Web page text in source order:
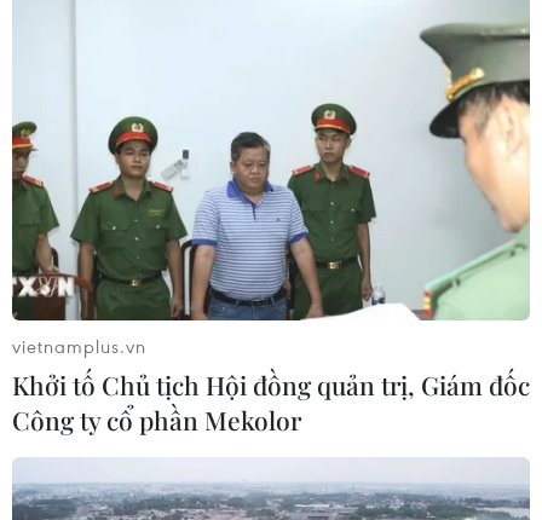
Thông tin từ Viện Pháp tại Việt Nam cho hay,
“Bầu trời đỏ” sẽ chính thức được công chiếu tại
các rạp chiếu phim trên toàn nước Pháp từ ngày
19/7. Dự kiến, phim sẽ ra rạp tại Việt Nam vào
tháng Mười./.
(Vietnam+)
vietnamplus.vn
Khởi tố Chủ tịch Hội đồng quản trị, Giám đốc
Công ty cổ phần Mekolor